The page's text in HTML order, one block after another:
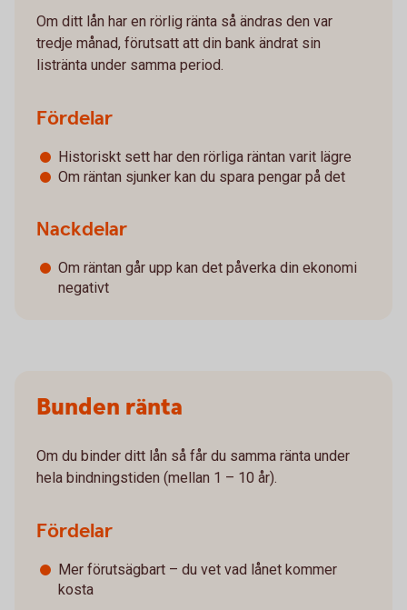
Om ditt lån har en rörlig ränta så ändras den var
tredje månad, förutsatt att din bank ändrat sin
listränta under samma period.
Fördelar
Historiskt sett har den rörliga räntan varit lägre
Om räntan sjunker kan du spara pengar på det
Nackdelar
Om räntan går upp kan det påverka din ekonomi
negativt
Bunden ränta
Om du binder ditt lån så får du samma ränta under
hela bindningstiden (mellan 1 – 10 år).
Fördelar
Mer förutsägbart – du vet vad lånet kommer
kosta